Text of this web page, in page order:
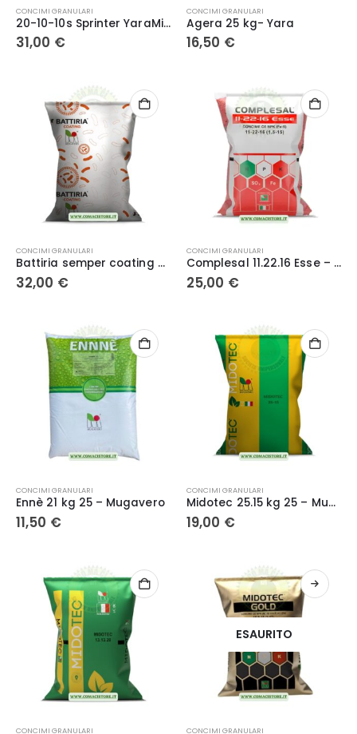
CONCIMI GRANULARI
20-10-10s Sprinter YaraMila – Yara kg. 40
31,00 €
CONCIMI GRANULARI
Agera 25 kg- Yara
16,50 €
CONCIMI GRANULARI
Battiria semper coating kg 25 – Mugavero
32,00 €
CONCIMI GRANULARI
Complesal 11.22.16 Esse – Concime Minerale Granulare NPK con Zolfo e Ferro 25 kg – Mugavero
25,00 €
CONCIMI GRANULARI
Ennè 21 kg 25 – Mugavero
11,50 €
CONCIMI GRANULARI
Midotec 25.15 kg 25 – Mugavero
19,00 €
CONCIMI GRANULARI
ESAURITO
CONCIMI GRANULARI